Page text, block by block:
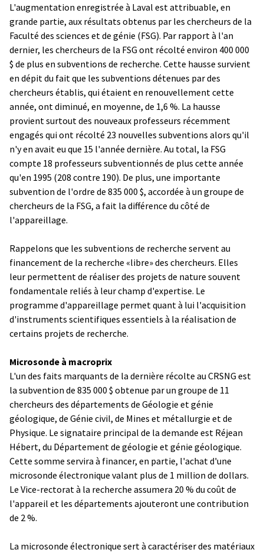
L'augmentation enregistrée à Laval est attribuable, en
grande partie, aux résultats obtenus par les chercheurs de la
Faculté des sciences et de génie (FSG). Par rapport à l'an
dernier, les chercheurs de la FSG ont récolté environ 400 000
$ de plus en subventions de recherche. Cette hausse survient
en dépit du fait que les subventions détenues par des
chercheurs établis, qui étaient en renouvellement cette
année, ont diminué, en moyenne, de 1,6 %. La hausse
provient surtout des nouveaux professeurs récemment
engagés qui ont récolté 23 nouvelles subventions alors qu'il
n'y en avait eu que 15 l'année dernière. Au total, la FSG
compte 18 professeurs subventionnés de plus cette année
qu'en 1995 (208 contre 190). De plus, une importante
subvention de l'ordre de 835 000 $, accordée à un groupe de
chercheurs de la FSG, a fait la différence du côté de
l'appareillage.
Rappelons que les subventions de recherche servent au
financement de la recherche «libre» des chercheurs. Elles
leur permettent de réaliser des projets de nature souvent
fondamentale reliés à leur champ d'expertise. Le
programme d'appareillage permet quant à lui l'acquisition
d'instruments scientifiques essentiels à la réalisation de
certains projets de recherche.
Microsonde à macroprix
L'un des faits marquants de la dernière récolte au CRSNG est
la subvention de 835 000 $ obtenue par un groupe de 11
chercheurs des départements de Géologie et génie
géologique, de Génie civil, de Mines et métallurgie et de
Physique. Le signataire principal de la demande est Réjean
Hébert, du Département de géologie et génie géologique.
Cette somme servira à financer, en partie, l'achat d'une
microsonde électronique valant plus de 1 million de dollars.
Le Vice-rectorat à la recherche assumera 20 % du coût de
l'appareil et les départements ajouteront une contribution
de 2 %.
La microsonde électronique sert à caractériser des matériaux